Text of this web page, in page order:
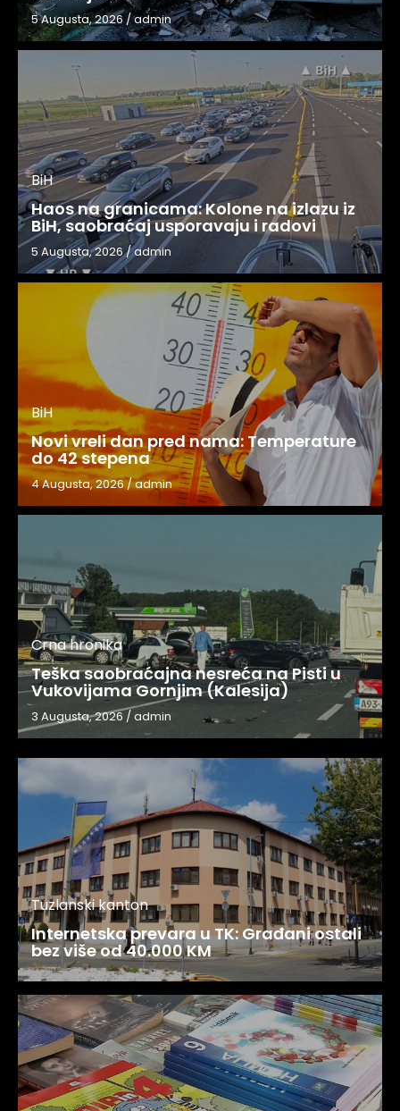
5 Augusta, 2026/admin
BiH
Haos na granicama: Kolone na izlazu iz
BiH, saobraćaj usporavaju i radovi
5 Augusta, 2026/admin
BiH
Novi vreli dan pred nama: Temperature
do 42 stepena
4 Augusta, 2026/admin
Crna hronika
Teška saobraćajna nesreća na Pisti u
Vukovijama Gornjim (Kalesija)
3 Augusta, 2026/admin
Tuzlanski kanton
Internetska prevara u TK: Građani ostali
bez više od 40.000 KM